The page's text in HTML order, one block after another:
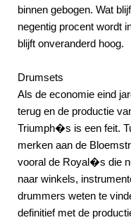
binnen gebogen. Wat
negentig procent wordt
blijft onveranderd hoog.
Drumsets
Als de economie eind
terug en de productie
Triumph�s is een feit.
merken aan de
vooral de Royal�s die
naar winkels,
drummers weten te
definitief met de